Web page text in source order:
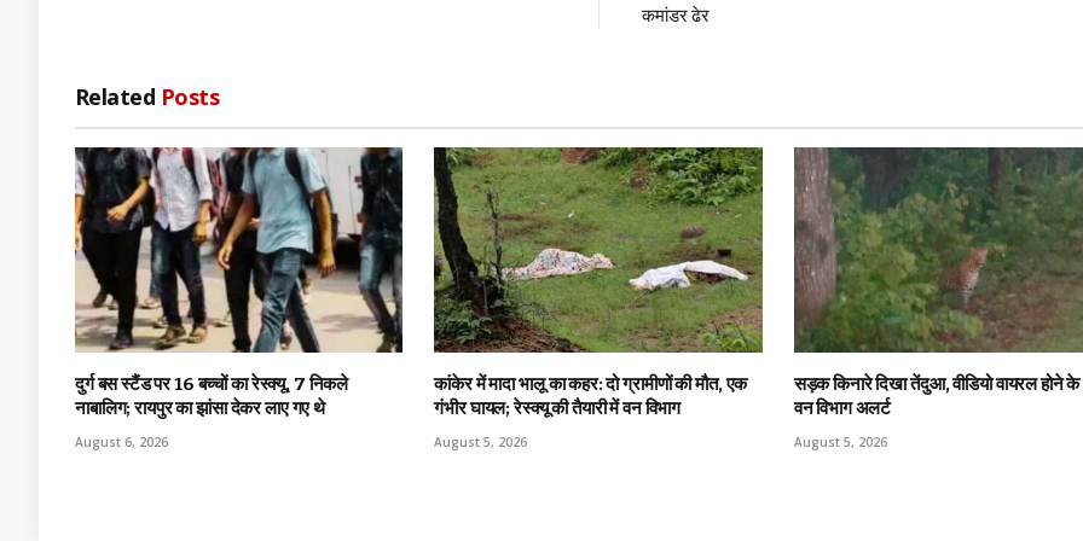
कमांडर ढेर
Related Posts
दुर्ग बस स्टैंड पर 16 बच्चों का रेस्क्यू, 7 निकले
नाबालिग; रायपुर का झांसा देकर लाए गए थे
August 6, 2026
कांकेर में मादा भालू का कहर: दो ग्रामीणों की मौत, एक
गंभीर घायल; रेस्क्यू की तैयारी में वन विभाग
August 5, 2026
सड़क किनारे दिखा तेंदुआ, वीडियो वायरल होने के
वन विभाग अलर्ट
August 5, 2026